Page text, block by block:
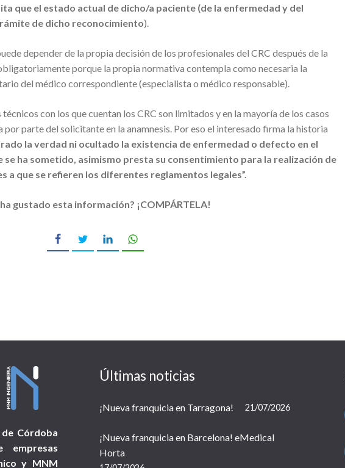
que el estado actual de dicho/a paciente (de la enfermedad y del
de dicho reconocimiento).
depender de la propia decisión de los profesionales del CRC después de la
porque la propia normativa contempla como necesaria la
del médico correspondiente (especialista o médico responsable).
con los que cuentan los CRC son limitados y en la mayoría de los casos
parte del solicitante en la anamnesis. Por eso el interesado firma la historia
la verdad ni ocultado la existencia de enfermedad o defecto en el
ha sometido, asimismo presta su consentimiento para la realización de
a que se refieren los diferentes reglamentos legales”.
ha gustado esta información? ¡COMPÁRTELA!
Córdoba
y MNM
Últimas noticias
¡Nueva franquicia en Tarragona! 21/07/2026
¡Nueva franquicia en Barcelona! eMedical
Horta